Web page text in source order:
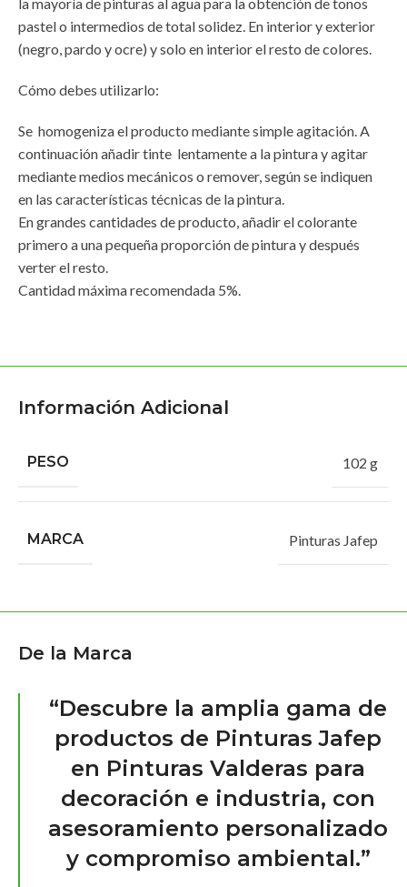
pastel o intermedios de total solidez. En interior y exterior
(negro, pardo y ocre) y solo en interior el resto de colores.
Cómo debes utilizarlo:
Se homogeniza el producto mediante simple agitación. A
continuación añadir tinte lentamente a la pintura y agitar
mediante medios mecánicos o remover, según se indiquen
en las características técnicas de la pintura.
En grandes cantidades de producto, añadir el colorante
primero a una pequeña proporción de pintura y después
verter el resto.
Cantidad máxima recomendada 5%.
Información Adicional
PESO 102 g
MARCA Pinturas Jafep
De la Marca
“Descubre la amplia gama de
productos de Pinturas Jafep
en Pinturas Valderas para
decoración e industria, con
asesoramiento personalizado
y compromiso ambiental.”